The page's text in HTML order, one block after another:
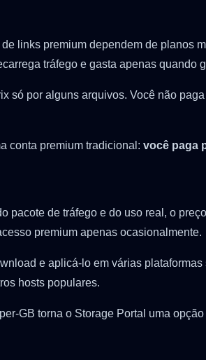
links premium dependem de planos
tráfego e gasta apenas quando
só por alguns arquivos. Você não
conta premium tradicional: você paga
pacote de tráfego e do uso real, o
premium apenas ocasionalmente.
e aplicá-lo em várias
hosts populares.
GB torna o Storage Portal uma opção